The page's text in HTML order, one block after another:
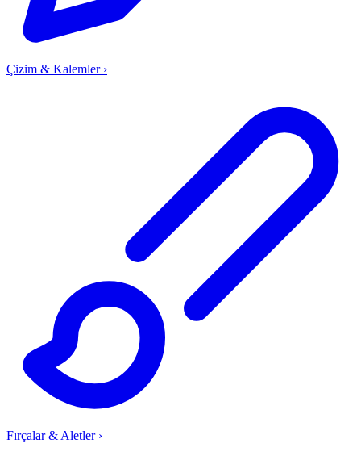
Çizim & Kalemler ›
Fırçalar & Aletler ›